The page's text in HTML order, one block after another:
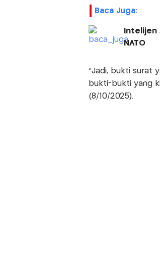
Baca Juga:
Intelijen
NATO
"Jadi, bukti surat
bukti-bukti yang
(8/10/2025).